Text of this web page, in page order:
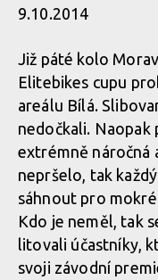
9.10.2014
Již páté kolo
Elitebikes cupu
areálu Bílá.
nedočkali.
extrémně náročná
nepršelo, tak
sáhnout pro
Kdo je neměl, tak
litovali účastníky,
svoji závodní